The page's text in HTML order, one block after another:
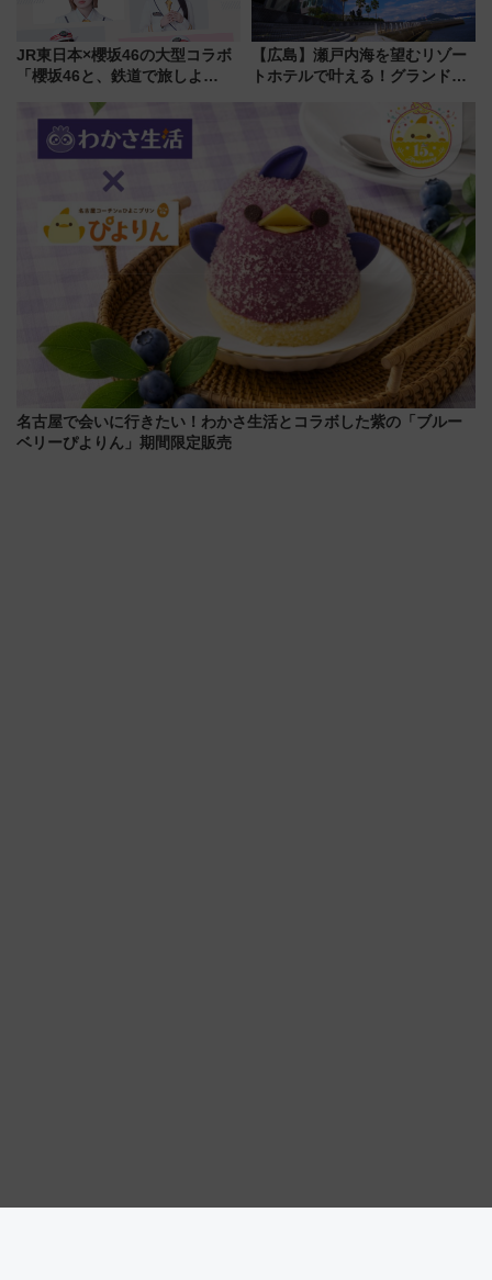
JR東日本×櫻坂46の大型コラボ
「櫻坂46と、鉄道で旅しよ
潟・長野・庄内へ
【広島】瀬戸内海を望むリゾー
トホテルで叶える！グランドプ
ディング＆カジュアルパーティ
名古屋で会いに行きたい！わかさ生活とコラボした紫の「ブルー
ベリーぴよりん」期間限定販売